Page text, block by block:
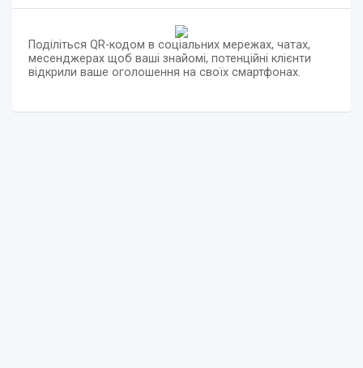
Поділіться QR-кодом в соціальних мережах, чатах,
месенджерах щоб ваші знайомі, потенційні клієнти
відкрили ваше оголошення на своїх смартфонах.